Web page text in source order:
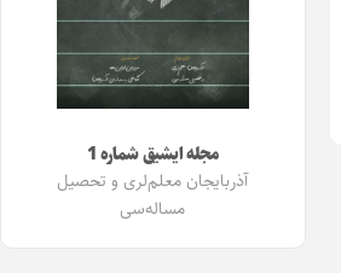
مجله ایشیق شماره 1
آذربایجان معلم‌لری و تحصیل
مساله‌سی